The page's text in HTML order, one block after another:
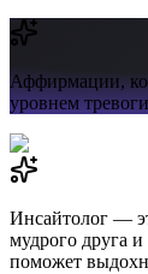
Аффирмации,
уровнем тревоги
Инсайтолог —
мудрого друга
поможет